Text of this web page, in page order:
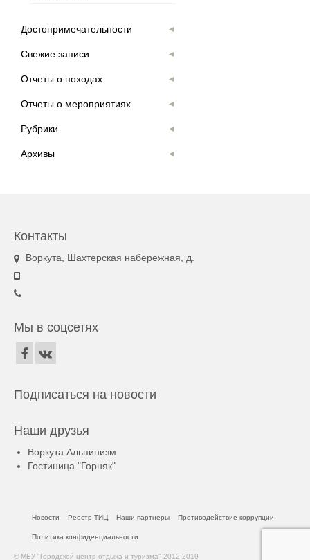
Достопримечательности
Свежие записи
Отчеты о походах
Отчеты о мероприятиях
Рубрики
Архивы
Контакты
Воркута, Шахтерская набережная, д.
Мы в соцсетях
Подписаться на новости
Наши друзья
Воркута Альпинизм
Гостиница "Горняк"
Новости Реестр ТИЦ Наши партнеры Противодействие коррупции
Политика конфиденциальности
© МБУ "Городской центр отдыха и туризма" 2012-2019